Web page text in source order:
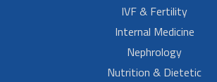
IVF & Fertility
Internal Medicine
Nephrology
Nutrition & Dietetic